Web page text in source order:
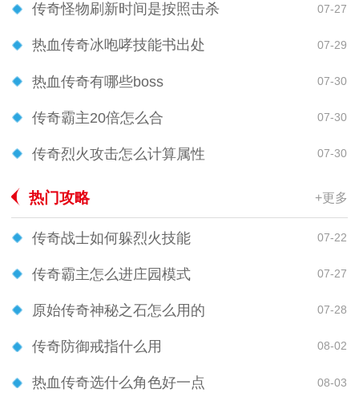
传奇怪物刷新时间是按照击杀 07-27
热血传奇冰咆哮技能书出处 07-29
热血传奇有哪些boss 07-30
传奇霸主20倍怎么合 07-30
传奇烈火攻击怎么计算属性 07-30
热门攻略 +更多
传奇战士如何躲烈火技能 07-22
传奇霸主怎么进庄园模式 07-27
原始传奇神秘之石怎么用的 07-28
传奇防御戒指什么用 08-02
热血传奇选什么角色好一点 08-03